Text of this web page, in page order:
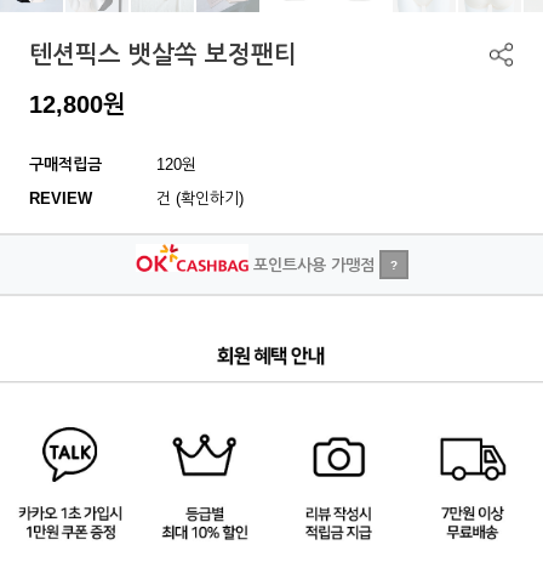
텐션픽스 뱃살쏙 보정팬티
12,800원
구매적립금
120원
REVIEW
건 (확인하기)
포인트사용 가맹점 ?